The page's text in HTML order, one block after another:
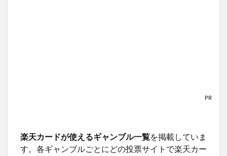
PR
楽天カードが使えるギャンブル一覧を掲載していま
す。各ギャンブルごとにどの投票サイトで楽天カー